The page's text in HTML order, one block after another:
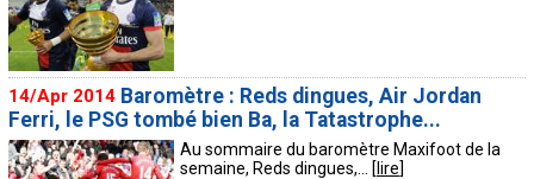
14/Apr 2014 Baromètre : Reds dingues, Air Jordan
Ferri, le PSG tombé bien Ba, la Tatastrophe...
Au sommaire du baromètre Maxifoot de la
semaine, Reds dingues,... [ lire]